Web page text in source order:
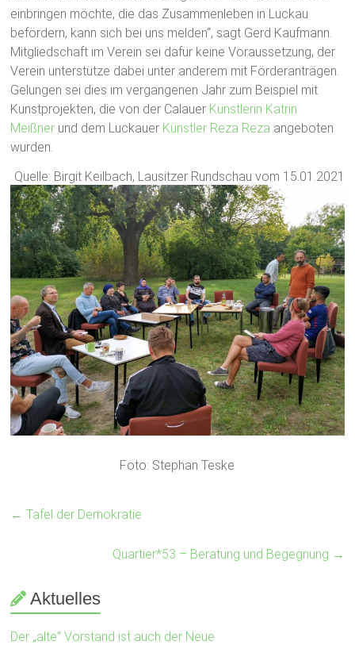
einbringen möchte, die das Zusammenleben in Luckau
befördern, kann sich bei uns melden“, sagt Gerd Kaufmann.
Mitgliedschaft im Verein sei dafür keine Voraussetzung, der
Verein unterstütze dabei unter anderem mit Förderanträgen.
Gelungen sei dies im vergangenen Jahr zum Beispiel mit
Kunstprojekten, die von der Calauer Künstlerin Katrin
Meißner und dem Luckauer Künstler Reza Reza angeboten
wurden.
Quelle: Birgit Keilbach, Lausitzer Rundschau vom 15.01.2021
Foto: Stephan Teske
← Tafel der Demokratie
Quartier*53 – Beratung und Begegnung →
Aktuelles
Der „alte“ Vorstand ist auch der Neue